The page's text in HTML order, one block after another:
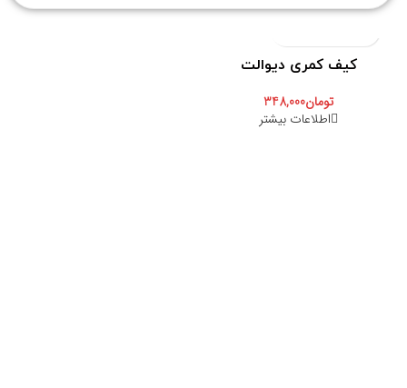
اتمام موجودی